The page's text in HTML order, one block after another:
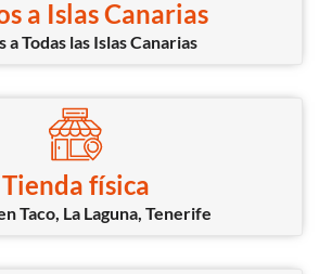
a Islas Canarias
a Todas las Islas Canarias
Tienda física
Taco, La Laguna, Tenerife